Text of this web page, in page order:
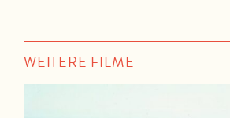
WEITERE FILME